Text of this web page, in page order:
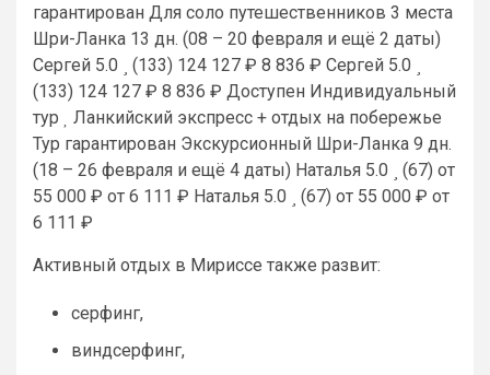
гарантирован Для соло путешественников 3 места
Шри-Ланка 13 дн. (08 – 20 февраля и ещё 2 даты)
Сергей 5.0
(133) 124 127 ₽ 8 836 ₽ Сергей 5.0
(133) 124 127 ₽ 8 836 ₽ Доступен Индивидуальный
тур
Ланкийский экспресс + отдых на побережье
Тур гарантирован Экскурсионный Шри-Ланка 9 дн.
(18 – 26 февраля и ещё 4 даты) Наталья 5.0 (67) от
55 000 ₽ от 6 111 ₽ Наталья 5.0 (67) от 55 000 ₽ от
6 111 ₽
Активный отдых в Мириссе также развит:
серфинг,
виндсерфинг,